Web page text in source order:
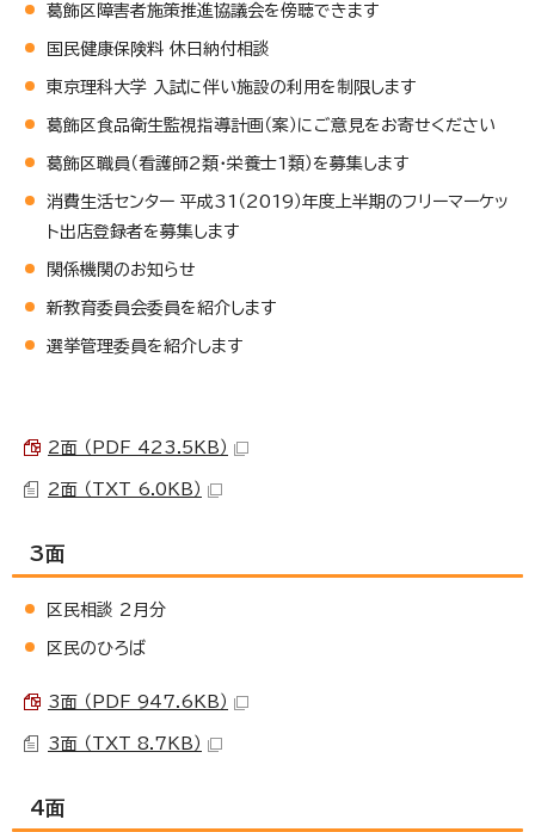
葛飾区障害者施策推進協議会を傍聴できます
国民健康保険料 休日納付相談
東京理科大学 入試に伴い施設の利用を制限します
葛飾区食品衛生監視指導計画（案）にご意見をお寄せください
葛飾区職員（看護師2類・栄養士1類）を募集します
消費生活センター 平成31（2019）年度上半期のフリーマーケッ
ト出店登録者を募集します
関係機関のお知らせ
新教育委員会委員を紹介します
選挙管理委員を紹介します
2面 （PDF 423.5KB）
2面 （TXT 6.0KB）
3面
区民相談 2月分
区民のひろば
3面 （PDF 947.6KB）
3面 （TXT 8.7KB）
4面